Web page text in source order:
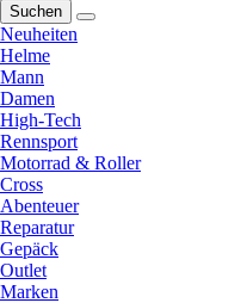
Suchen
Neuheiten
Helme
Mann
Damen
High-Tech
Rennsport
Motorrad & Roller
Cross
Abenteuer
Reparatur
Gepäck
Outlet
Marken